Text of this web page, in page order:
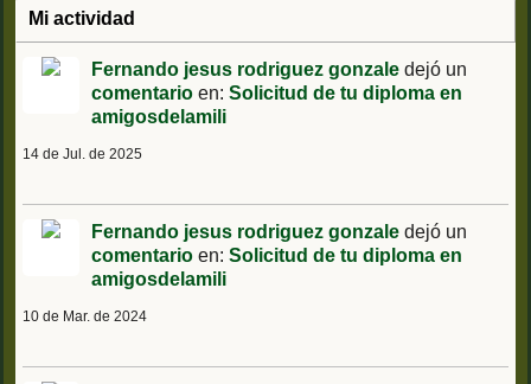
Mi actividad
Fernando jesus rodriguez gonzale dejó un
comentario en: Solicitud de tu diploma en
amigosdelamili
14 de Jul. de 2025
Fernando jesus rodriguez gonzale dejó un
comentario en: Solicitud de tu diploma en
amigosdelamili
10 de Mar. de 2024